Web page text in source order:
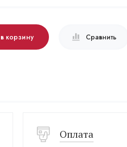
корзину Сравнить
Оплата